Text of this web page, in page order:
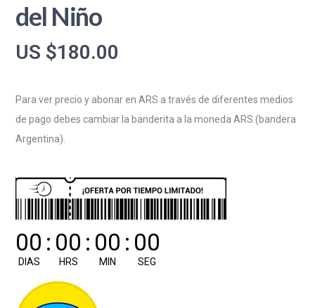
del Niño
US $180.00
Para ver precio y abonar en ARS a través de diferentes medios
de pago debes cambiar la banderita a la moneda ARS.(bandera
Argentina).
00
DIAS
: 00
HRS
: 00
MIN
: 00
SEG